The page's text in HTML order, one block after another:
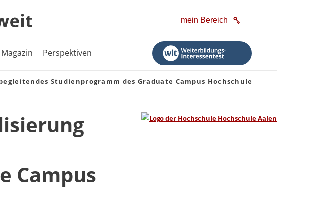
mein Bereich
Magazin Perspektiven
Studienprogramm des Graduate Campus Hochschule
Campus